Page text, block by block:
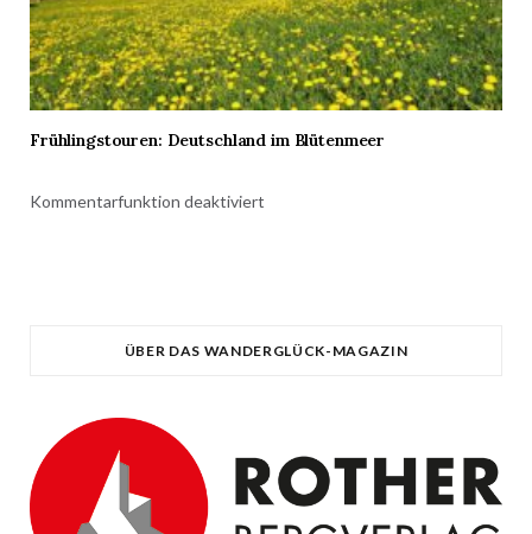
Frühlingstouren: Deutschland im Blütenmeer
Kommentarfunktion deaktiviert
ÜBER DAS WANDERGLÜCK-MAGAZIN